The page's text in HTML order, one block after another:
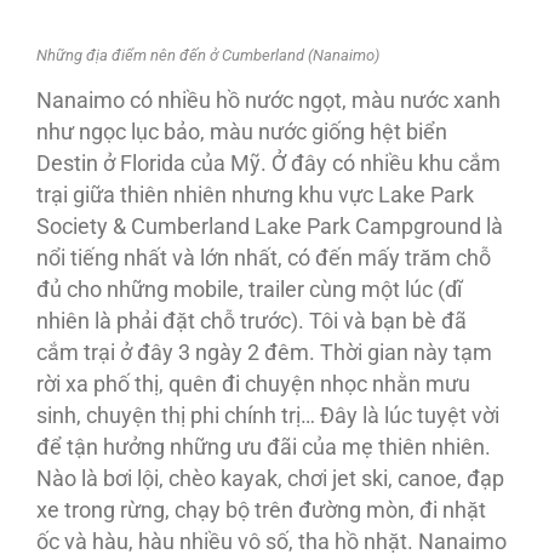
Những địa điểm nên đến ở Cumberland (Nanaimo)
Nanaimo có nhiều hồ nước ngọt, màu nước xanh
như ngọc lục bảo, màu nước giống hệt biển
Destin ở Florida của Mỹ. Ở đây có nhiều khu cắm
trại giữa thiên nhiên nhưng khu vực Lake Park
Society & Cumberland Lake Park Campground là
nổi tiếng nhất và lớn nhất, có đến mấy trăm chỗ
đủ cho những mobile, trailer cùng một lúc (dĩ
nhiên là phải đặt chỗ trước). Tôi và bạn bè đã
cắm trại ở đây 3 ngày 2 đêm. Thời gian này tạm
rời xa phố thị, quên đi chuyện nhọc nhằn mưu
sinh, chuyện thị phi chính trị… Đây là lúc tuyệt vời
để tận hưởng những ưu đãi của mẹ thiên nhiên.
Nào là bơi lội, chèo kayak, chơi jet ski, canoe, đạp
xe trong rừng, chạy bộ trên đường mòn, đi nhặt
ốc và hàu, hàu nhiều vô số, tha hồ nhặt. Nanaimo